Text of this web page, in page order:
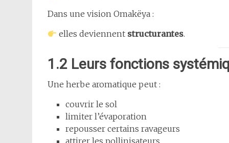
Dans une vision Omakëya :
elles deviennent structurantes.
1.2 Leurs fonctions
Une herbe aromatique peut :
couvrir le sol
limiter l’évaporation
repousser certains ravageurs